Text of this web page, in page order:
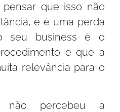
que isso não
e é uma perda
seu business é o
e que a
relevância para o
percebeu a